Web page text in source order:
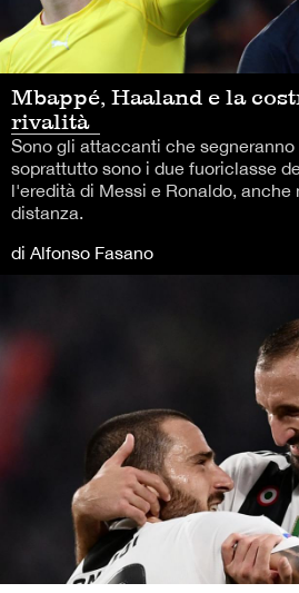
Mbappé, Haaland e la
rivalità
Sono gli attaccanti che
soprattutto sono i due fuoriclasse
l'eredità di Messi e Ronaldo, anche
distanza.
di Alfonso Fasano